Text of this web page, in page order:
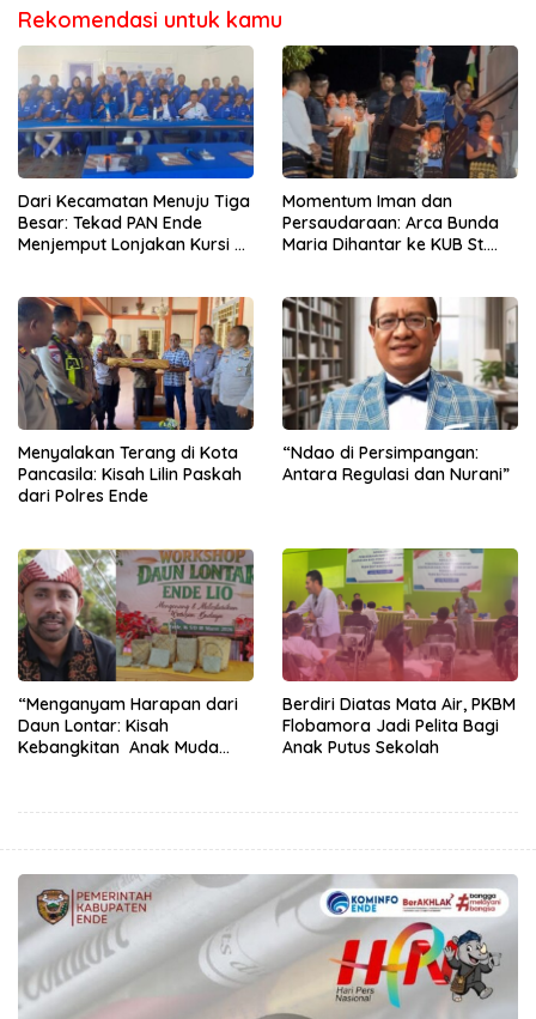
Rekomendasi untuk kamu
Dari Kecamatan Menuju Tiga
Besar: Tekad PAN Ende
Menjemput Lonjakan Kursi di
Momentum Iman dan
Persaudaraan: Arca Bunda
Maria Dihantar ke KUB St.
Menyalakan Terang di Kota
Pancasila: Kisah Lilin Paskah
dari Polres Ende
“Ndao di Persimpangan:
Antara Regulasi dan Nurani”
“Menganyam Harapan dari
Daun Lontar: Kisah
Kebangkitan Anak Muda
Berdiri Diatas Mata Air, PKBM
Flobamora Jadi Pelita Bagi
Anak Putus Sekolah